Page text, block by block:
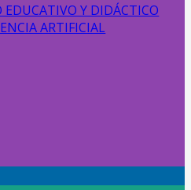
Y DIDÁCTICO
ARTIFICIAL